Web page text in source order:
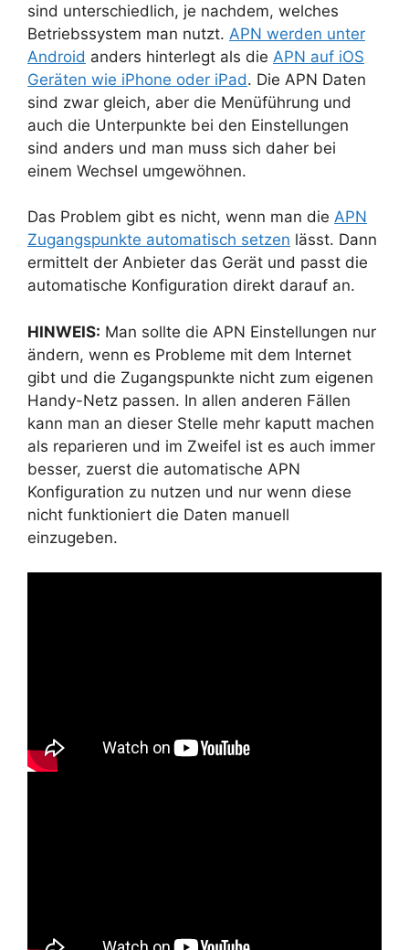
sind unterschiedlich, je nachdem, welches
Betriebssystem man nutzt. APN werden unter
Android anders hinterlegt als die APN auf iOS
Geräten wie iPhone oder iPad. Die APN Daten
sind zwar gleich, aber die Menüführung und
auch die Unterpunkte bei den Einstellungen
sind anders und man muss sich daher bei
einem Wechsel umgewöhnen.
Das Problem gibt es nicht, wenn man die APN
Zugangspunkte automatisch setzen lässt. Dann
ermittelt der Anbieter das Gerät und passt die
automatische Konfiguration direkt darauf an.
HINWEIS: Man sollte die APN Einstellungen nur
ändern, wenn es Probleme mit dem Internet
gibt und die Zugangspunkte nicht zum eigenen
Handy-Netz passen. In allen anderen Fällen
kann man an dieser Stelle mehr kaputt machen
als reparieren und im Zweifel ist es auch immer
besser, zuerst die automatische APN
Konfiguration zu nutzen und nur wenn diese
nicht funktioniert die Daten manuell
einzugeben.